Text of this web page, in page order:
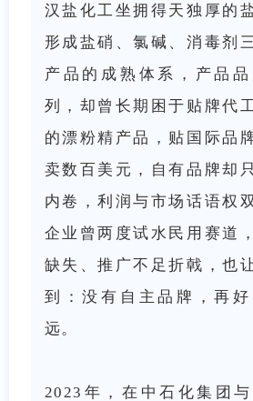
汉盐化工坐拥得天独厚的
形成盐硝、氯碱、消毒剂
产品的成熟体系，产品
列，却曾长期困于贴牌代
的漂粉精产品，贴国际品
卖数百美元，自有品牌却
内卷，利润与市场话语权
企业曾两度试水民用赛道
缺失、推广不足折戟，也
到：没有自主品牌，再
远。
2023年，在中石化集团